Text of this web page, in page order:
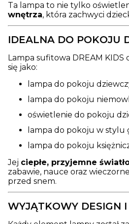
Ta lampa to nie tylko
wnętrza, która zachwyci
IDEALNA DO POKOJU
Lampa sufitowa DREAM KIDS
się jako:
lampa do pokoju
lampa do pokoju
oświetlenie do pokoju
lampa do pokoju w stylu
lampa do pokoju
Jej ciepłe, przyjemne
zabawie, nauce oraz
przed snem.
WYJĄTKOWY DESIGN I